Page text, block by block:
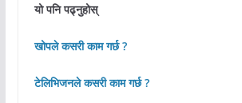
यो पनि पढ्नुहोस्
खोपले कसरी काम गर्छ ?
टेलिभिजनले कसरी काम गर्छ ?